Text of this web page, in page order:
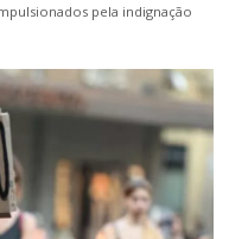
pela indignação